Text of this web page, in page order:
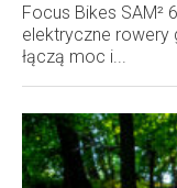
Focus Bikes SAM²
elektryczne rowery
łączą moc i...